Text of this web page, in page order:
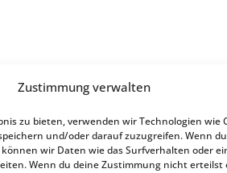
Zustimmung verwalten
zu bieten, verwenden wir Technologien wie
und/oder darauf zuzugreifen. Wenn
wir Daten wie das Surfverhalten oder
Wenn du deine Zustimmung nicht erteilst